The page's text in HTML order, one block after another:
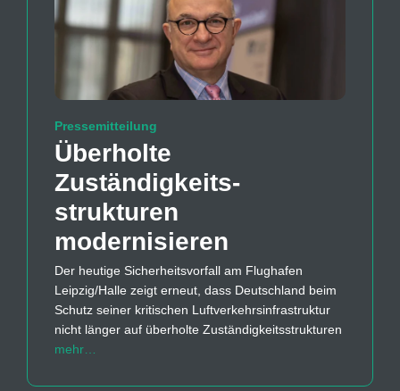
Pressemitteilung
Überholte
Zuständigkeits­
strukturen
modernisieren
Der heutige Sicherheitsvorfall am Flughafen
Leipzig/Halle zeigt erneut, dass Deutschland beim
Schutz seiner kritischen Luftverkehrsinfrastruktur
nicht länger auf überholte Zuständigkeitsstrukturen
mehr…